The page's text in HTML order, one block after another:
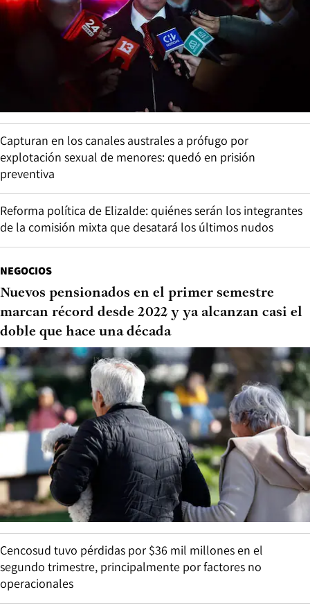
Capturan en los canales australes a prófugo por
explotación sexual de menores: quedó en prisión
preventiva
Reforma política de Elizalde: quiénes serán los integrantes
de la comisión mixta que desatará los últimos nudos
NEGOCIOS
Nuevos pensionados en el primer semestre
marcan récord desde 2022 y ya alcanzan casi el
doble que hace una década
Cencosud tuvo pérdidas por $36 mil millones en el
segundo trimestre, principalmente por factores no
operacionales